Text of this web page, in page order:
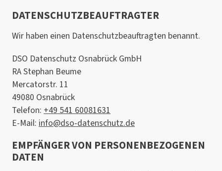
DATENSCHUTZ­BEAUFTRAGTER
Wir haben einen Datenschutzbeauftragten benannt.
DSO Datenschutz Osnabrück GmbH
RA Stephan Beume
Mercatorstr. 11
49080 Osnabrück
Telefon: +49 541 60081631
E-Mail: info@dso-datenschutz.de
EMPFÄNGER VON PERSONENBEZOGENEN
DATEN